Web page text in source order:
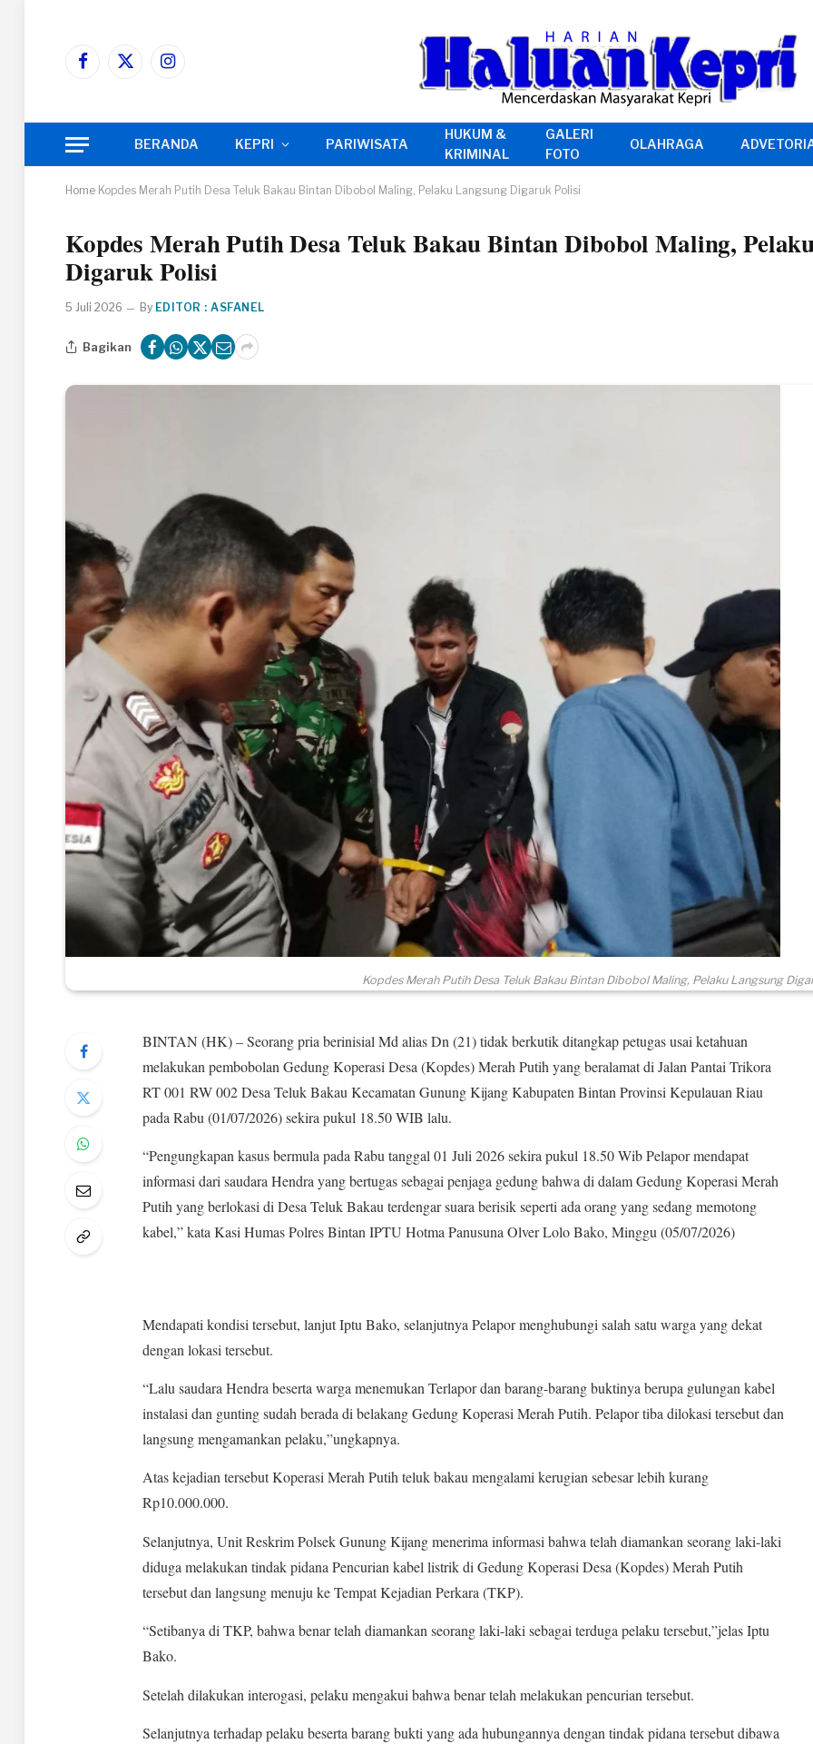
Facebook
X
Instagram
BERANDA KEPRI PARIWISATA
HUKUM &
KRIMINAL
GALERI
FOTO
OLAHRAGA
Home Kopdes Merah Putih Desa Teluk Bakau Bintan Dibobol Maling, Pelaku Langsung Digaruk Polisi
Kopdes Merah Putih Desa Teluk Bakau Bintan Dibobol Maling,
Digaruk Polisi
5 Juli 2026 By EDITOR : ASFANEL
Bagikan
Kopdes Merah Putih Desa Teluk Bakau Bintan Dibobol Maling, Pelaku Langsung
BINTAN (HK) – Seorang pria berinisial Md alias Dn (21) tidak berkutik ditangkap petugas usai ketahuan
melakukan pembobolan Gedung Koperasi Desa (Kopdes) Merah Putih yang beralamat di Jalan Pantai Trikora
RT 001 RW 002 Desa Teluk Bakau Kecamatan Gunung Kijang Kabupaten Bintan Provinsi Kepulauan Riau
pada Rabu (01/07/2026) sekira pukul 18.50 WIB lalu.
“Pengungkapan kasus bermula pada Rabu tanggal 01 Juli 2026 sekira pukul 18.50 Wib Pelapor mendapat
informasi dari saudara Hendra yang bertugas sebagai penjaga gedung bahwa di dalam Gedung Koperasi Merah
Putih yang berlokasi di Desa Teluk Bakau terdengar suara berisik seperti ada orang yang sedang memotong
kabel,” kata Kasi Humas Polres Bintan IPTU Hotma Panusuna Olver Lolo Bako, Minggu (05/07/2026)
Mendapati kondisi tersebut, lanjut Iptu Bako, selanjutnya Pelapor menghubungi salah satu warga yang dekat
dengan lokasi tersebut.
“Lalu saudara Hendra beserta warga menemukan Terlapor dan barang-barang buktinya berupa gulungan kabel
instalasi dan gunting sudah berada di belakang Gedung Koperasi Merah Putih. Pelapor tiba dilokasi tersebut dan
langsung mengamankan pelaku,”ungkapnya.
Atas kejadian tersebut Koperasi Merah Putih teluk bakau mengalami kerugian sebesar lebih kurang
Rp10.000.000.
Selanjutnya, Unit Reskrim Polsek Gunung Kijang menerima informasi bahwa telah diamankan seorang laki-laki
diduga melakukan tindak pidana Pencurian kabel listrik di Gedung Koperasi Desa (Kopdes) Merah Putih
tersebut dan langsung menuju ke Tempat Kejadian Perkara (TKP).
“Setibanya di TKP, bahwa benar telah diamankan seorang laki-laki sebagai terduga pelaku tersebut,”jelas Iptu
Bako.
Setelah dilakukan interogasi, pelaku mengakui bahwa benar telah melakukan pencurian tersebut.
Selanjutnya terhadap pelaku beserta barang bukti yang ada hubungannya dengan tindak pidana tersebut dibawa